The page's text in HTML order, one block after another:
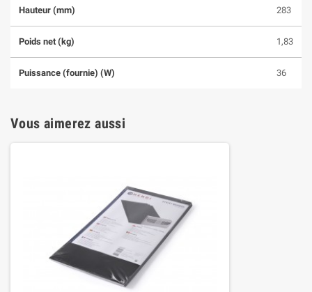
Hauteur (mm) 283
Poids net (kg) 1,83
Puissance (fournie) (W) 36
Vous aimerez aussi